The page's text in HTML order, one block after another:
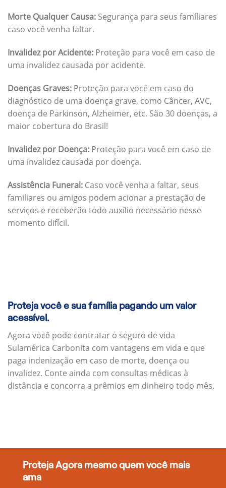
Morte Qualquer Causa: Segurança para seus famíliares
caso você venha faltar.
Invalidez por Acidente: Proteção para você em caso de
uma invalidez causada por acidente.
Doenças Graves: Proteção para você em caso do
diagnóstico de uma doença grave, como Câncer, AVC,
doença de Parkinson, Alzheimer, etc. São 30 doenças, a
maior cobertura do Brasil!
Invalidez por Doença: Proteção para você em caso de
uma invalidez causada por doença.
Assistência Funeral: Caso você venha a faltar, seus
familiares ou amigos podem acionar a prestação de
serviços e receberão todo auxílio necessário nesse
momento difícil.
Proteja você e sua família pagando um valor
acessível.
Agora você pode contratar o seguro de vida
Sulamérica Carbonita com vantagens em vida e que
paga indenização em caso de morte, doença ou
invalidez. Conte ainda com consultas médicas à
distância e concorra a prêmios em dinheiro todo mês.
Proteja Agora mesmo quem você mais
ama